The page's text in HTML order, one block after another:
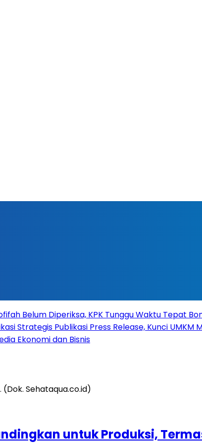
Belum Diperiksa, KPK Tunggu Waktu Tepat
Strategis Publikasi Press Release, Kunci
Ekonomi dan Bisnis
untuk Produksi,